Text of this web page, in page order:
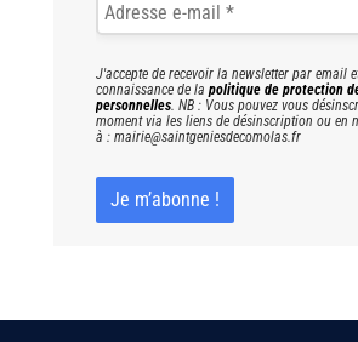
J'accepte de recevoir la newsletter par email
connaissance de la politique de protection
personnelles. NB : Vous pouvez vous
moment via les liens de désinscription ou en
à : mairie@saintgeniesdecomolas.fr